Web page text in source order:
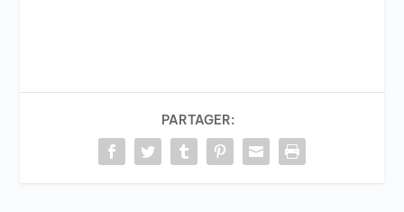
PARTAGER: